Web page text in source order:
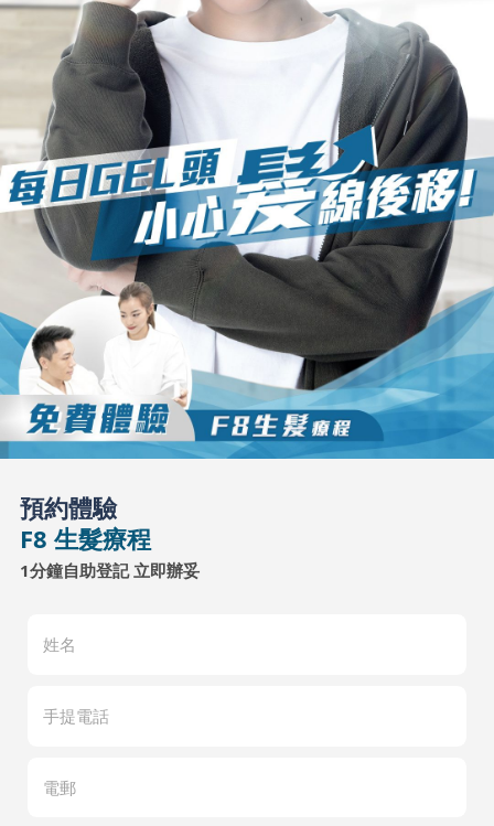
預約體驗
F8 生髮療程
1分鐘自助登記 立即辦妥